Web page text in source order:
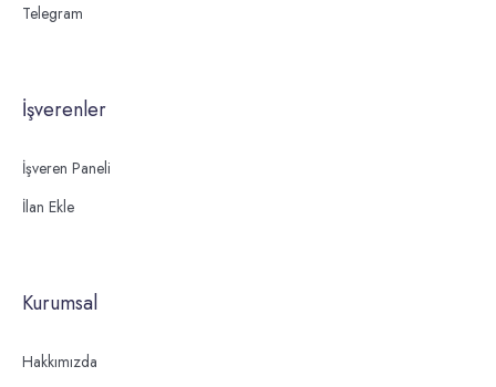
Telegram
İşverenler
İşveren Paneli
İlan Ekle
Kurumsal
Hakkımızda